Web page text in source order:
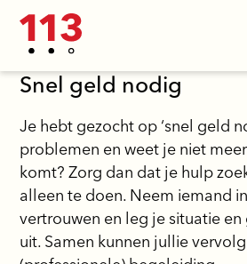
Snel geld nodig
Je hebt gezocht op ‘snel geld
problemen en weet je niet
komt? Zorg dan dat je hulp
alleen te doen. Neem iemand
vertrouwen en leg je situatie
uit. Samen kunnen jullie